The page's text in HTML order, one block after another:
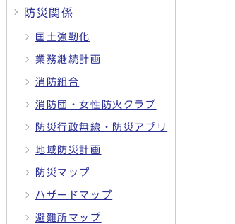
防災関係
国土強靭化
業務継続計画
消防組合
消防団・女性防火クラブ
防災行政無線・防災アプリ
地域防災計画
防災マップ
ハザードマップ
避難所マップ